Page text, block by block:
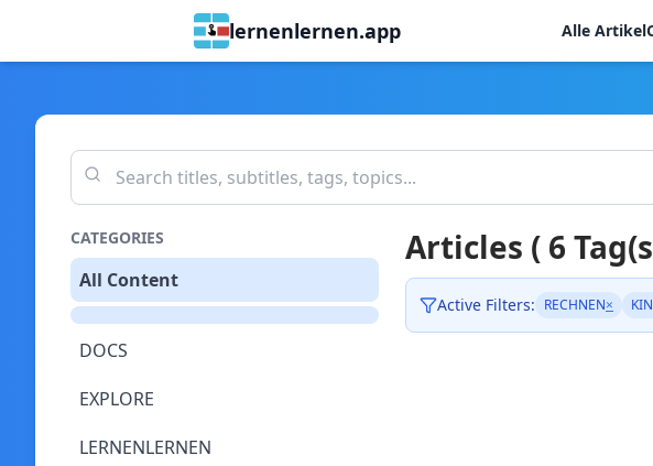
lernenlernen.app Alle Artikel
CATEGORIES
All Content
DOCS
EXPLORE
LERNENLERNEN
Articles ( 6
Active Filters: RECHNEN×